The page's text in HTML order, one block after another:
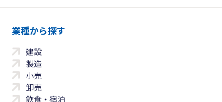
業種から探す
建設
製造
小売
卸売
飲食・宿泊